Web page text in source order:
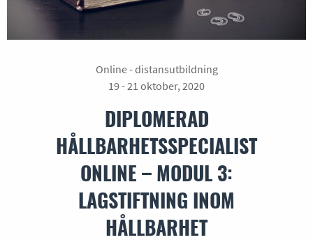
Online - distansutbildning
19 - 21 oktober, 2020
DIPLOMERAD
HÅLLBARHETSSPECIALIST
ONLINE – MODUL 3:
LAGSTIFTNING INOM
HÅLLBARHET